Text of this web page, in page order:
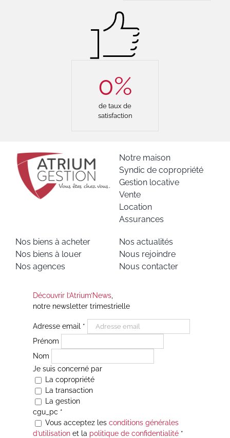
0%
de taux de
satisfaction
Notre maison
Syndic de copropriété
Gestion locative
Vente
Location
Assurances
Nos biens à acheter
Nos biens à louer
Nos agences
Nos actualités
Nous rejoindre
Nous contacter
Découvrir l’Atrium’News,
notre newsletter trimestrielle
Adresse email *
Prénom
Nom
Je suis concerné par
La copropriété
La transaction
La gestion
cgu_pc *
Vous acceptez les conditions générales
d’utilisationet la politique de confidentialité*